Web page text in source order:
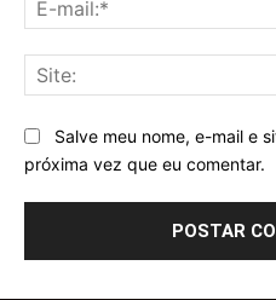
Salve meu nome, e-mail e
próxima vez que eu comentar.